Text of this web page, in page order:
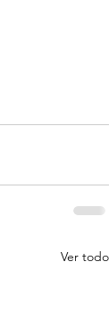
Ver todo